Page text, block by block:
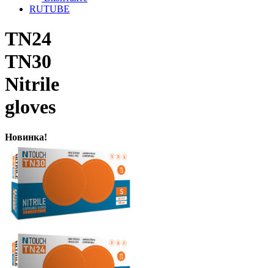
RUTUBE
TN24
TN30
Nitrile
gloves
Новинка!